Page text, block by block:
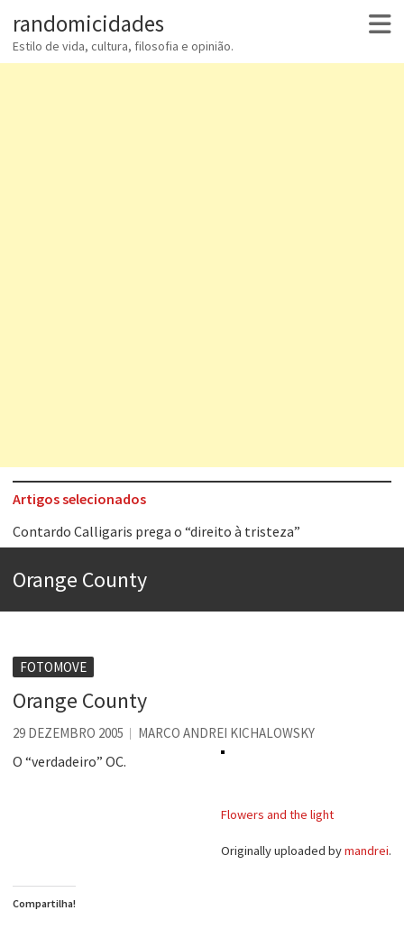
randomicidades
Estilo de vida, cultura, filosofia e opinião.
Artigos selecionados
Contardo Calligaris prega o “direito à tristeza”
Os causos de Jorge Luis Borges
Se queres salvar o mundo, o veganismo não é a resposta
Tem que filmar isso daí
A construção da urbanidade
Aprender a fracassar é o segredo do sucesso
Orange County
FOTOMOVE
Orange County
29 DEZEMBRO 2005 MARCO ANDREI KICHALOWSKY
Flowers and the light
Originally uploaded bymandrei.
O “verdadeiro” OC.
Compartilha!